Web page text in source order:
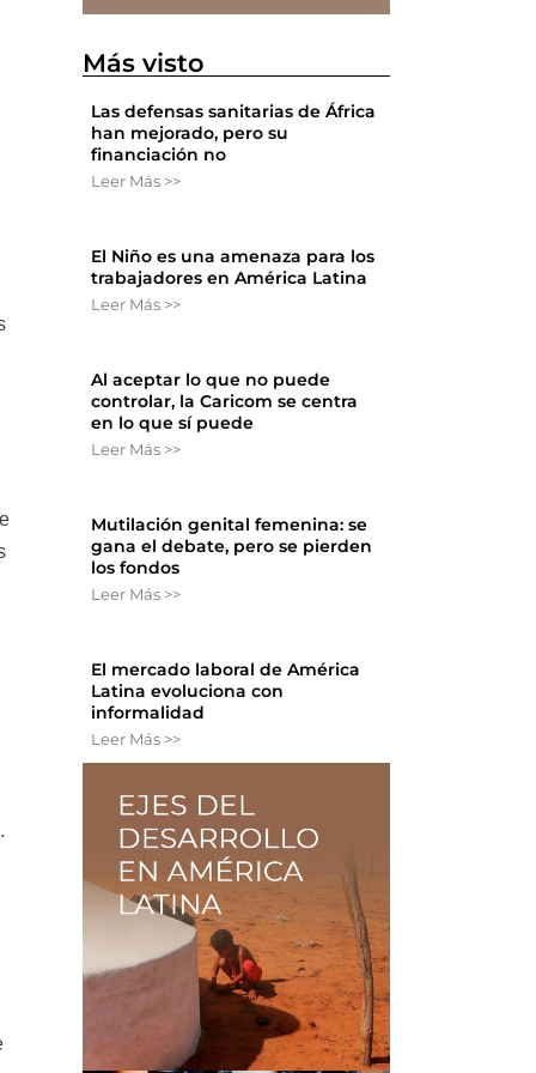
Más visto
Las defensas sanitarias de África
han mejorado, pero su
financiación no
Leer Más >>
El Niño es una amenaza para los
trabajadores en América Latina
Leer Más >>
Al aceptar lo que no puede
controlar, la Caricom se centra
en lo que sí puede
Leer Más >>
Mutilación genital femenina: se
gana el debate, pero se pierden
los fondos
Leer Más >>
El mercado laboral de América
Latina evoluciona con
informalidad
Leer Más >>